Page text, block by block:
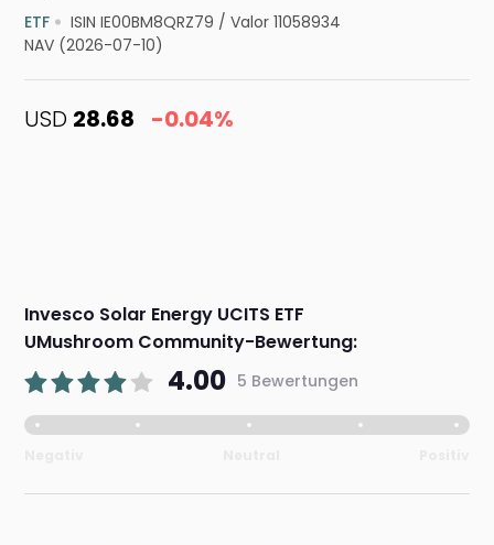
ETF ISIN IE00BM8QRZ79 /Valor 11058934
NAV (2026-07-10)
USD 28.68 -0.04%
Invesco Solar Energy UCITS ETF
UMushroom Community-Bewertung:
4.00 5 Bewertungen